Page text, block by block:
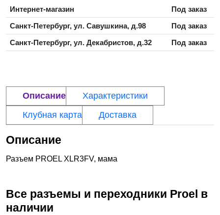
Интернет-магазин
Под заказ
Санкт-Петербург, ул. Савушкина, д.98
Под заказ
Санкт-Петербург, ул. Декабристов, д.32
Под заказ
Описание
Характеристики
Клубная карта
Доставка
Описание
Разъем PROEL XLR3FV, мама
Все разъемы и переходники Proel в
наличии